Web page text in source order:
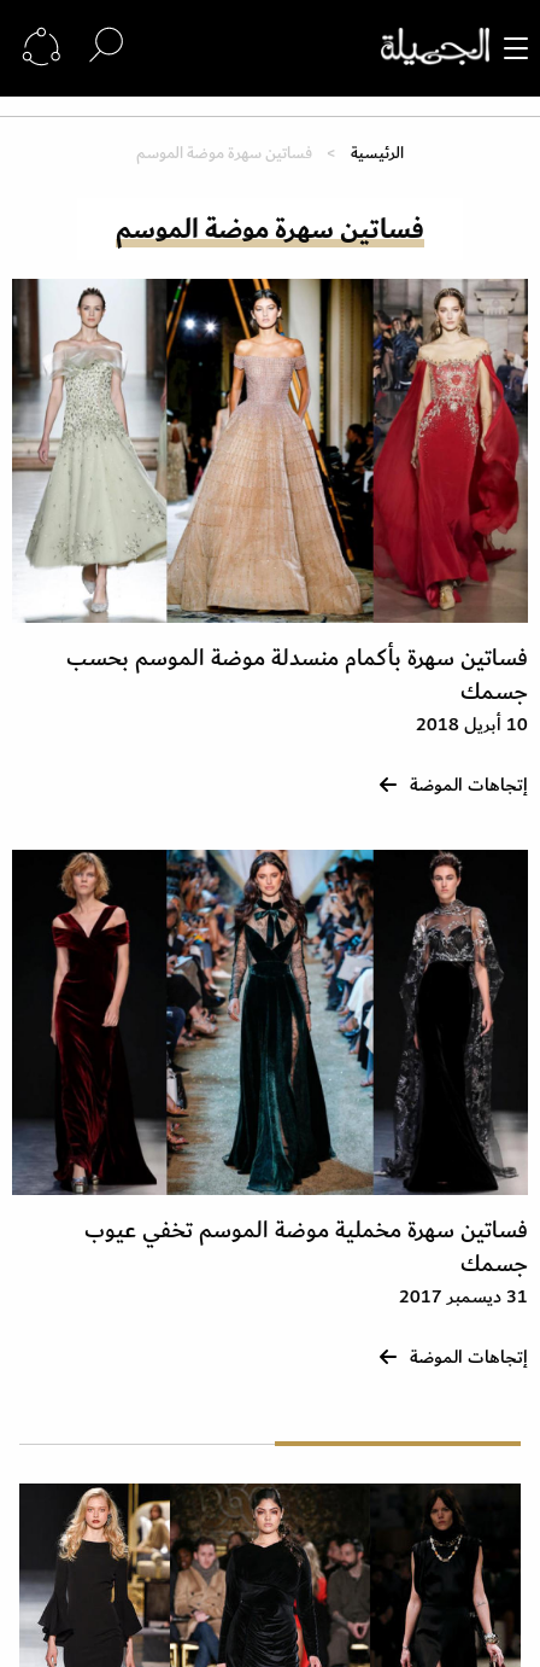
الرئيسية فساتين سهرة موضة الموسم
فساتين سهرة موضة الموسم
فساتين سهرة بأكمام منسدلة موضة الموسم بحسب
جسمك
10 أبريل 2018
إتجاهات الموضة
فساتين سهرة مخملية موضة الموسم تخفي عيوب
جسمك
31 ديسمبر 2017
إتجاهات الموضة